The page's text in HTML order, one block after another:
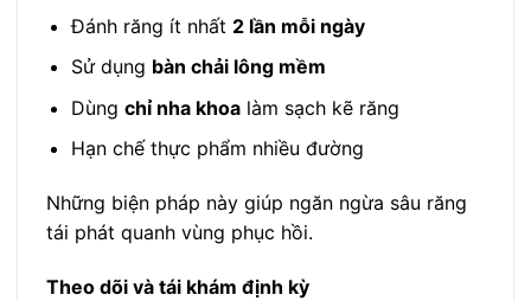
Đánh răng ít nhất 2 lần mỗi ngày
Sử dụng bàn chải lông mềm
Dùng chỉ nha khoalàm sạch kẽ răng
Hạn chế thực phẩm nhiều đường
Những biện pháp này giúp ngăn ngừa sâu răng
tái phát quanh vùng phục hồi.
Theo dõi và tái khám định kỳ